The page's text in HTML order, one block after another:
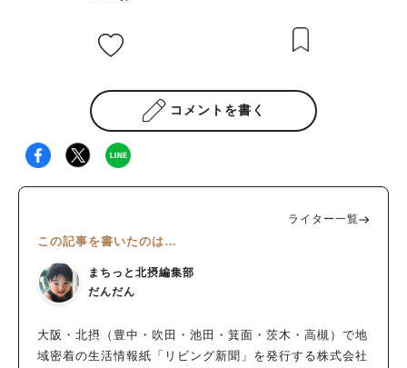
コメントを書く
ライター一覧
この記事を書いたのは…
まちっと北摂編集部
だんだん
大阪・北摂（豊中・吹田・池田・箕面・茨木・高槻）で地
域密着の生活情報紙「リビング新聞」を発行する株式会社